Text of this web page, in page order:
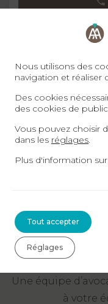
Contacter
Une équipe
à votre
Nous utilisons des
navigation et réaliser
Des cookies
des cookies de
Vous pouvez choisir
dans les réglages.
Plus d'information sur
Tout accepter
Réglages